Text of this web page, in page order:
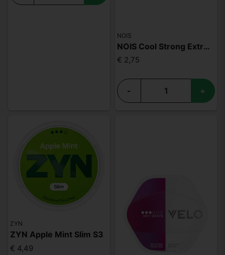
NOIS
NOIS Cool Strong Extreme 50mg
€ 2,75
- +
ZYN
ZYN Apple Mint Slim S3
€ 4,49